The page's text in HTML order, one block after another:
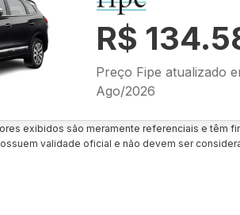
R$
Preço Fipe atualizado
Ago/2026
exibidos são meramente referenciais e têm
validade oficial e não devem ser